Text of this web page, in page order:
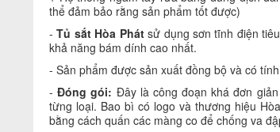
thể đảm bảo rằng sản phẩm tốt được)
-Tủ sắt Hòa Phátsử dụng sơn tĩnh điện
khả năng bám dính cao nhất.
- Sản phẩm được sản xuất đồng bộ và có
-Đóng gói: Đây là công đoạn khá đơn
từng loại. Bao bì có logo và thương hiệu
bằng cách quấn các màng co để chống va